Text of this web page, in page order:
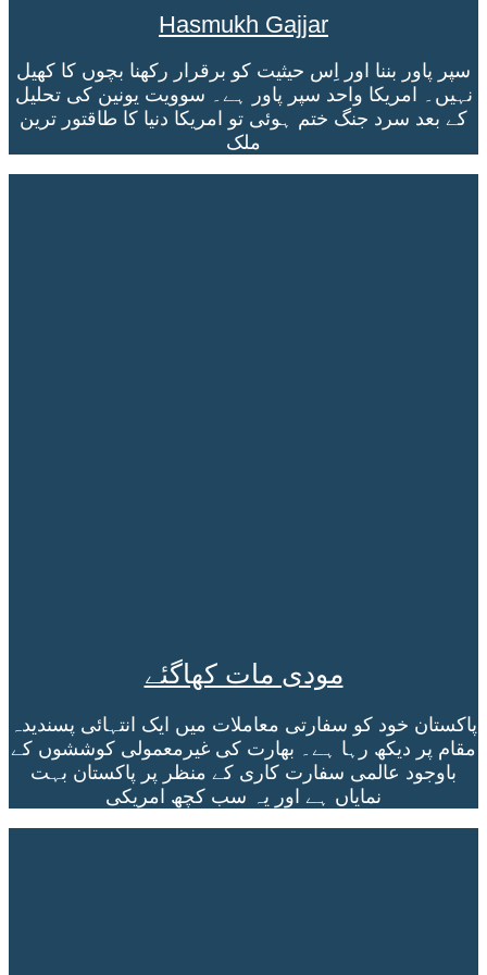
Hasmukh Gajjar
سپر پاور بننا اور اِس حیثیت کو برقرار رکھنا بچوں کا کھیل
نہیں۔ امریکا واحد سپر پاور ہے۔ سوویت یونین کی تحلیل
کے بعد سرد جنگ ختم ہوئی تو امریکا دنیا کا طاقتور ترین
ملک
مودی مات کھاگئے
پاکستان خود کو سفارتی معاملات میں ایک انتہائی پسندیدہ
مقام پر دیکھ رہا ہے۔ بھارت کی غیرمعمولی کوششوں کے
باوجود عالمی سفارت کاری کے منظر پر پاکستان بہت
نمایاں ہے اور یہ سب کچھ امریکی